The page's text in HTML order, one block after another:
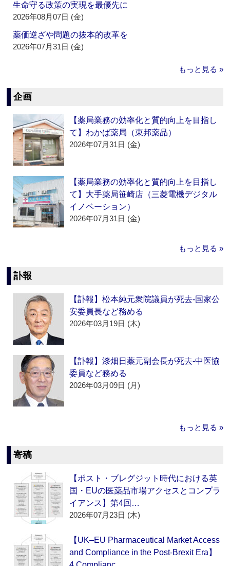
生命守る政策の実現を最優先に
2026年08月07日 (金)
薬価逆ざや問題の抜本的改革を
2026年07月31日 (金)
もっと見る »
企画
【薬局業務の効率化と質的向上を目指し
て】わかば薬局（東邦薬品）
2026年07月31日 (金)
【薬局業務の効率化と質的向上を目指し
て】大手薬局笹崎店（三菱電機デジタル
イノベーション）
2026年07月31日 (金)
もっと見る »
訃報
【訃報】松本純元衆院議員が死去‐国家公
安委員長など務める
2026年03月19日 (木)
【訃報】漆畑日薬元副会長が死去‐中医協
委員など務める
2026年03月09日 (月)
もっと見る »
寄稿
【ポスト・ブレグジット時代における英
国・EUの医薬品市場アクセスとコンプラ
イアンス】第4回…
2026年07月23日 (木)
【UK–EU Pharmaceutical Market Access
and Compliance in the Post-Brexit Era】